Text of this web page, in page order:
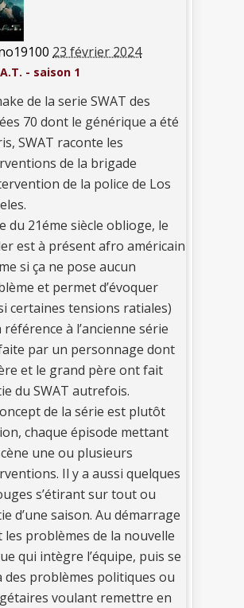
23 février 2024
- saison 1
de la serie SWAT des
70 dont le générique a été
SWAT raconte les
de la brigade
de la police de Los
du 21éme siècle oblioge, le
est à présent afro américain
si ça ne pose aucun
et permet d’évoquer
certaines tensions ratiales)
référence à l’ancienne série
par un personnage dont
et le grand père ont fait
du SWAT autrefois.
de la série est plutôt
chaque épisode mettant
une ou plusieurs
Il y a aussi quelques
s’étirant sur tout ou
d’une saison. Au démarrage
les problèmes de la nouvelle
qui intègre l’équipe, puis se
des problèmes politiques ou
voulant remettre en